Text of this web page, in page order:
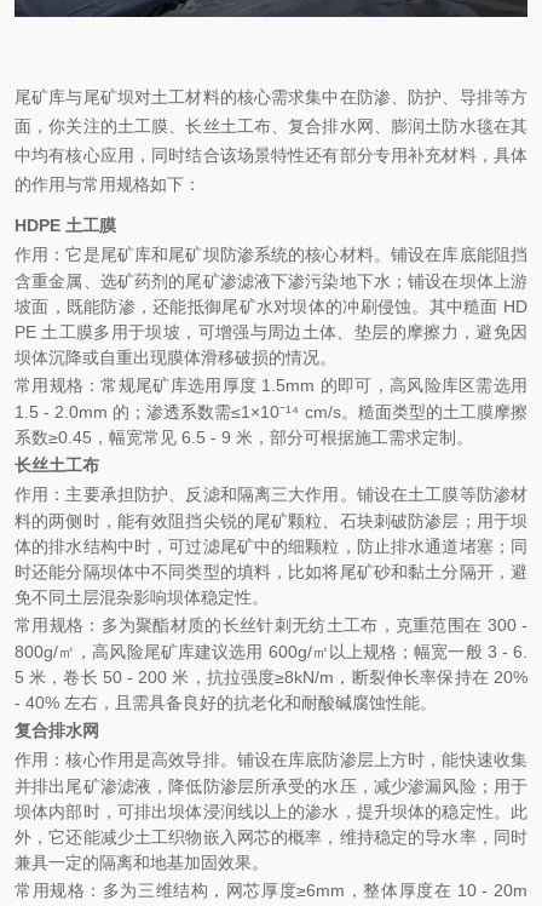
尾矿库与尾矿坝对土工材料的核心需求集中在防渗、防护、导排等方
面，你关注的土工膜、长丝土工布、复合排水网、膨润土防水毯在其
中均有核心应用，同时结合该场景特性还有部分专用补充材料，具体
的作用与常用规格如下：
HDPE 土工膜
作用：它是尾矿库和尾矿坝防渗系统的核心材料。铺设在库底能阻挡
含重金属、选矿药剂的尾矿渗滤液下渗污染地下水；铺设在坝体上游
坡面，既能防渗，还能抵御尾矿水对坝体的冲刷侵蚀。其中糙面 HD
PE 土工膜多用于坝坡，可增强与周边土体、垫层的摩擦力，避免因
坝体沉降或自重出现膜体滑移破损的情况。
常用规格：常规尾矿库选用厚度 1.5mm 的即可，高风险库区需选用
1.5 - 2.0mm 的；渗透系数需≤1×10⁻¹⁴ cm/s。糙面类型的土工膜摩擦
系数≥0.45，幅宽常见 6.5 - 9 米，部分可根据施工需求定制。
长丝土工布
作用：主要承担防护、反滤和隔离三大作用。铺设在土工膜等防渗材
料的两侧时，能有效阻挡尖锐的尾矿颗粒、石块刺破防渗层；用于坝
体的排水结构中时，可过滤尾矿中的细颗粒，防止排水通道堵塞；同
时还能分隔坝体中不同类型的填料，比如将尾矿砂和黏土分隔开，避
免不同土层混杂影响坝体稳定性。
常用规格：多为聚酯材质的长丝针刺无纺土工布，克重范围在 300 -
800g/㎡，高风险尾矿库建议选用 600g/㎡以上规格；幅宽一般 3 - 6.
5 米，卷长 50 - 200 米，抗拉强度≥8kN/m，断裂伸长率保持在 20%
- 40% 左右，且需具备良好的抗老化和耐酸碱腐蚀性能。
复合排水网
作用：核心作用是高效导排。铺设在库底防渗层上方时，能快速收集
并排出尾矿渗滤液，降低防渗层所承受的水压，减少渗漏风险；用于
坝体内部时，可排出坝体浸润线以上的渗水，提升坝体的稳定性。此
外，它还能减少土工织物嵌入网芯的概率，维持稳定的导水率，同时
兼具一定的隔离和地基加固效果。
常用规格：多为三维结构，网芯厚度≥6mm，整体厚度在 10 - 20m